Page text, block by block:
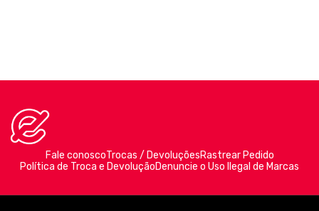
Fale conoscoTrocas / DevoluçõesRastrear Pedido
Política de Troca e DevoluçãoDenuncie o Uso Ilegal de Marcas